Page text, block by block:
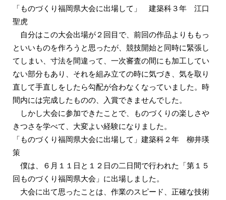
「ものづくり福岡県大会に出場して」 建築科３年 江口
聖虎
自分はこの大会出場が２回目で、前回の作品よりももっ
といいものを作ろうと思ったが、競技開始と同時に緊張し
てしまい、寸法を間違って、一次審査の間にも加工してい
ない部分もあり、それを組み立ての時に気づき、気を取り
直して手直しをしたら勾配が合わなくなっていました。時
間内には完成したものの、入賞できませんでした。
しかし大会に参加できたことで、ものづくりの楽しさや
きつさを学べて、大変よい経験になりました。
「ものづくり福岡県大会に出場して」建築科２年 柳井瑛
策
僕は、６月１１日と１２日の二日間で行われた「第１５
回ものづくり福岡県大会」に出場しました。
大会に出て思ったことは、作業のスピード、正確な技術